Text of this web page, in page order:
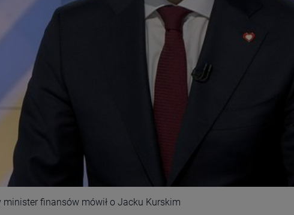
finansów mówił o Jacku Kurskim